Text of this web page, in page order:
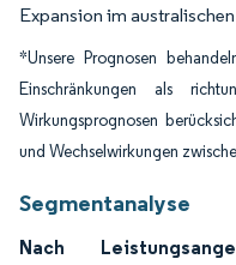
Expansion im
*Unsere Prognosen
Einschränkungen als
Wirkungsprognosen
und Wechselwirkungen
Segmentanalyse
Nach